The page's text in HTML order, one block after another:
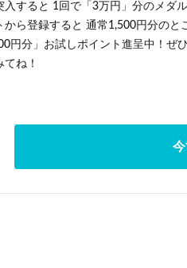
入すると 1回で「3万円」分のメダル
から登録すると 通常1,500円分のと
円分」お試しポイント進呈中！ぜ
ね！